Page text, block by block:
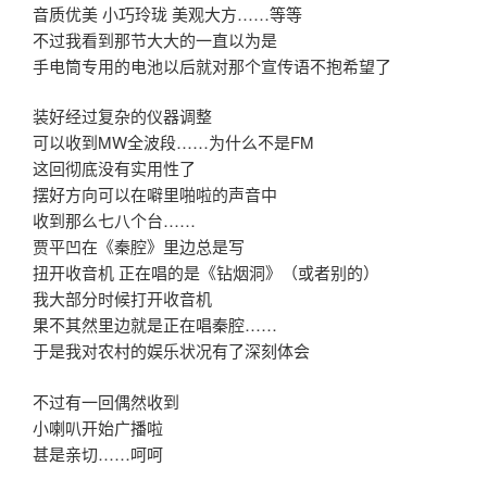
音质优美 小巧玲珑 美观大方……等等
不过我看到那节大大的一直以为是
手电筒专用的电池以后就对那个宣传语不抱希望了
装好经过复杂的仪器调整
可以收到MW全波段……为什么不是FM
这回彻底没有实用性了
摆好方向可以在噼里啪啦的声音中
收到那么七八个台……
贾平凹在《秦腔》里边总是写
扭开收音机 正在唱的是《钻烟洞》（或者别的）
我大部分时候打开收音机
果不其然里边就是正在唱秦腔……
于是我对农村的娱乐状况有了深刻体会
不过有一回偶然收到
小喇叭开始广播啦
甚是亲切……呵呵